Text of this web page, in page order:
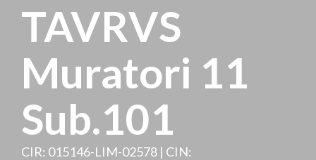
contenuto
principale
TAVRVS
Muratori 11
Sub.101
CIR: 015146-LIM-02578 | CIN: